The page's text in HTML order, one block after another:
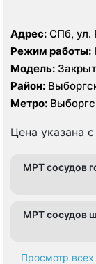
Адрес: СПб, ул.
Режим работы:
Модель:
1.5 Тесла,
Район:
Центральный
Метро:
Цена указана
МРТ сосудов
МРТ сосудов
Просмотр всех